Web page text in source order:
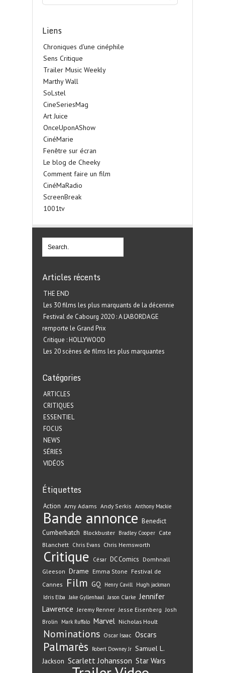
Liens
Chroniques d'une cinéphile
Sens Critique
Trailer Music Weekly
Marthy Wall
SoLstel
CineSeriesMag
Art Juice
OnceUponAShow
CinéMarie
Fenêtre sur écran
Le blog de Cheeky
Comment faire un film
CinéMaRadio
ScreenBreak
1001tv
Articles récents
THE END
Les 30 films les plus marquants de la décennie
Festival de Cabourg 2020 : A L’ABORDAGE
remporte le Grand Prix
Critique : HOLLYWOOD
Les 20 scènes de films les plus marquantes
Catégories
ARTICLES
CRITIQUES
ESSENTIEL
FOCUS
NEWS
SÉRIES
VIDÉOS
Étiquettes
Action Amy Adams Andy Serkis Anthony Mackie
Bande annonce Benedict
Cumberbatch Blockbuster Bradley Cooper Cate
Blanchett Chris Evans Chris Hemsworth
Critique César DC Comics Domhnall
Gleeson Drame Emma Stone Festival de
Cannes
Film GQ Henry Cavill Hugh jackman
Idris Elba Jake Gyllenhaal Jason Clarke Jennifer
Lawrence Jeremy Renner Jesse Eisenberg Josh
Brolin
Mark Ruffalo Marvel Nicholas Hoult
Nominations Oscar Isaac Oscars
Palmarès Robert Downey Jr Samuel L.
Jackson Scarlett Johansson Star Wars